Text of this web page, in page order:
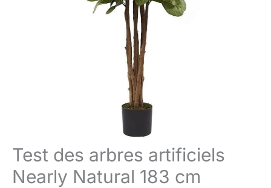
Test des arbres artificiels
Nearly Natural 183 cm